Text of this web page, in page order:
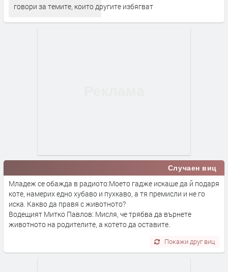
говори за темите, които другите избягват
Случаен виц
Младеж се обажда в радиото:Моето гадже искаше да й подаря
коте, намерих едно хубаво и пухкаво, а тя премисли и не го
иска. Какво да правя с животното?
Водещият Митко Павлов: Мисля, че трябва да върнете
животното на родителите, а котето да оставите.
Покажи друг виц